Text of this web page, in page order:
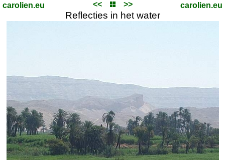
carolien.eu << >> carolien.eu
Reflecties in het water